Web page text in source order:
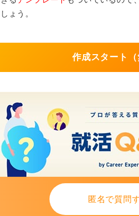
ょう。
作成スタート（
匿名で質問